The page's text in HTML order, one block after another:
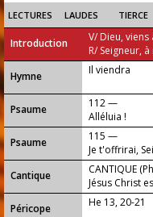
LECTURES LAUDES TIERCE
Introduction
V/ Dieu,
R/ Seigneur,
...
Hymne Il viendra
Psaume
112 —
Alléluia !
Psaume
115 —
Je t'offrirai,
Cantique
CANTIQUE
Jésus Christ
Péricope
He 13, 20-21